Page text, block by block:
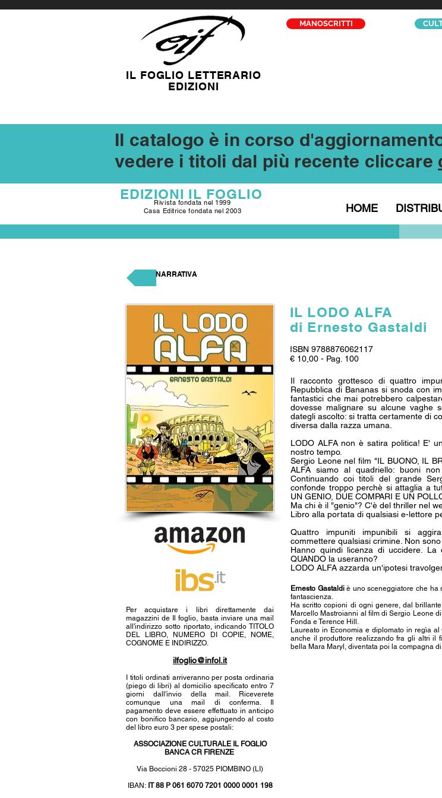
IL FOGLIO LETTERARIO
EDIZIONI
MANOSCRITTI
Il catalogo è in corso
vedere i titoli dal più recente cliccare
Rivista fondata nel 1999
Casa Editrice fondata nel 2003
HOME
EDIZIONI IL FOGLIO
NARRATIVA
Per acquistare i libri direttamente dai
magazzini de Il foglio, basta inviare una mail
all'indirizzo sotto riportato, indicando TITOLO
DEL LIBRO, NUMERO DI COPIE, NOME,
COGNOME E INDIRIZZO.
ilfoglio@infol.it
I titoli ordinati arriveranno per posta ordinaria
(piego di libri) al domicilio specificato entro 7
giorni dall'invio della mail. Riceverete
comunque una mail di conferma. Il
pagamento deve essere effettuato in anticipo
con bonifico bancario, aggiungendo al costo
del libro euro 3 per spese postali:
ASSOCIAZIONE CULTURALE IL FOGLIO
BANCA CR FIRENZE
Via Boccioni 28 - 57025 PIOMBINO (LI)
IBAN:IT 88 P 061 6070 7201 0000 0001 198
IL LODO ALFA
di Ernesto Gastaldi
ISBN 9788876062117
€ 10,00 - Pag. 100
Il racconto grottesco di quattro
Repubblica di Bananas si snoda con
fantastici che mai potrebbero
dovesse malignare su alcune vaghe
dategli ascolto: si tratta certamente di
diversa dalla razza umana.
LODO ALFA non è satira politica! E'
nostro tempo.
Sergio Leone nel film "IL BUONO, IL
ALFA siamo al quadriello: buoni
Continuando coi titoli del grande
confonde troppo perchè si attaglia a
UN GENIO, DUE COMPARI E UN
Ma chi è il "genio"? C'è del thriller nel
Libro alla portata di qualsiasi e-lettore
Quattro impuniti impunibili si
commettere qualsiasi crimine. Non sono
Hanno quindi licenza di uccidere.
QUANDO la useranno?
LODO ALFA azzarda un'ipotesi
Ernesto Gastaldiè uno sceneggiatore che ha
fantascienza.
Ha scritto copioni di ogni genere, dal
Marcello Mastroianni al film di Sergio Leone
Fonda e Terence Hill.
Laureato in Economia e diplomato in regìa
anche il produttore realizzando fra gli altri il
bella Mara Maryl, diventata poi la compagna